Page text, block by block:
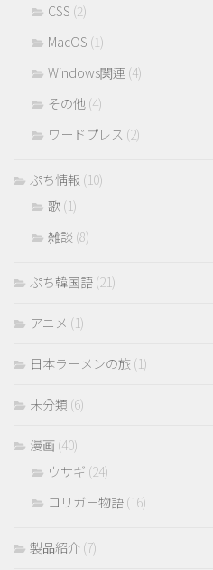
CSS (2)
MacOS (1)
Windows関連 (4)
その他 (4)
ワードプレス (2)
ぷち情報 (10)
歌 (1)
雑談 (8)
ぷち韓国語 (21)
アニメ (1)
日本ラーメンの旅 (1)
未分類 (6)
漫画 (40)
ウサギ (24)
コリガー物語 (16)
製品紹介 (7)